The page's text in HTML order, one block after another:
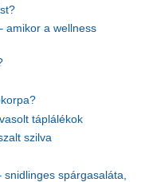
amikor a wellness
táplálékok
szilva
spárgasaláta,